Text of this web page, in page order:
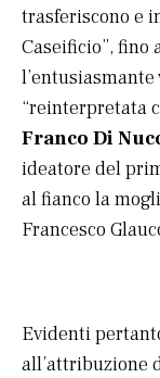
trasferiscono e
Caseificio”, fino
“reinterpretata
Franco Di
ideatore del
al fianco la
Francesco
Evidenti
all’attribuzione